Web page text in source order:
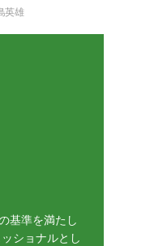
英雄
基準を満たし
ショナルとし